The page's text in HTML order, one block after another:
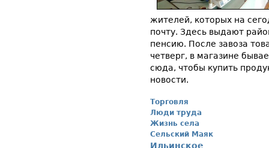
жителей, которых на
почту. Здесь выдают
пенсию. После завоза
четверг, в магазине
сюда, чтобы купить
новости.
Торговля
Люди труда
Жизнь села
Сельский Маяк
Ильинское